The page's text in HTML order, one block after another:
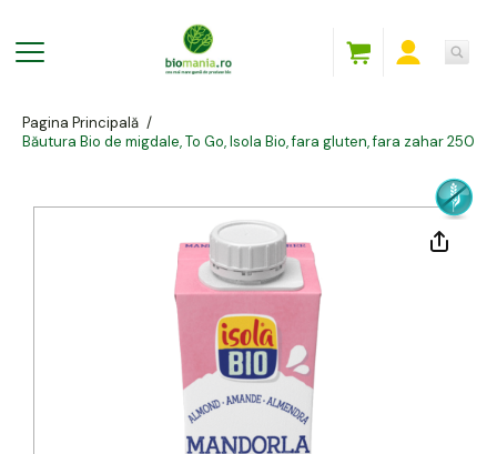
Pagina Principală /
Băutura Bio de migdale, To Go, Isola Bio, fara gluten, fara zahar 250ml